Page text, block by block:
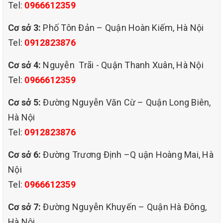
Tel: 0966612359
Cơ sở 3: Phố Tôn Đản – Quận Hoàn Kiếm, Hà Nội
Tel: 0912823876
Cơ sở 4: Nguyễn Trãi - Quận Thanh Xuân, Hà Nội
Tel: 0966612359
Cơ sở 5: Đường Nguyễn Văn Cừ – Quận Long Biên,
Hà Nội
Tel: 0912823876
Cơ sở 6: Đường Trương Định –Q uận Hoàng Mai, Hà
Nội
Tel: 0966612359
Cơ sở 7:Đường Nguyễn Khuyến – Quận Hà Đông,